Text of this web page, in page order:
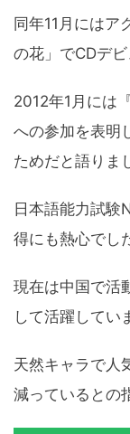
同年11月にはア
の花」でCDデビ
2012年1月には
への参加を表明
ためだと語りま
日本語能力試験
得にも熱心でし
現在は中国で活
して活躍してい
天然キャラで人
減っているとの